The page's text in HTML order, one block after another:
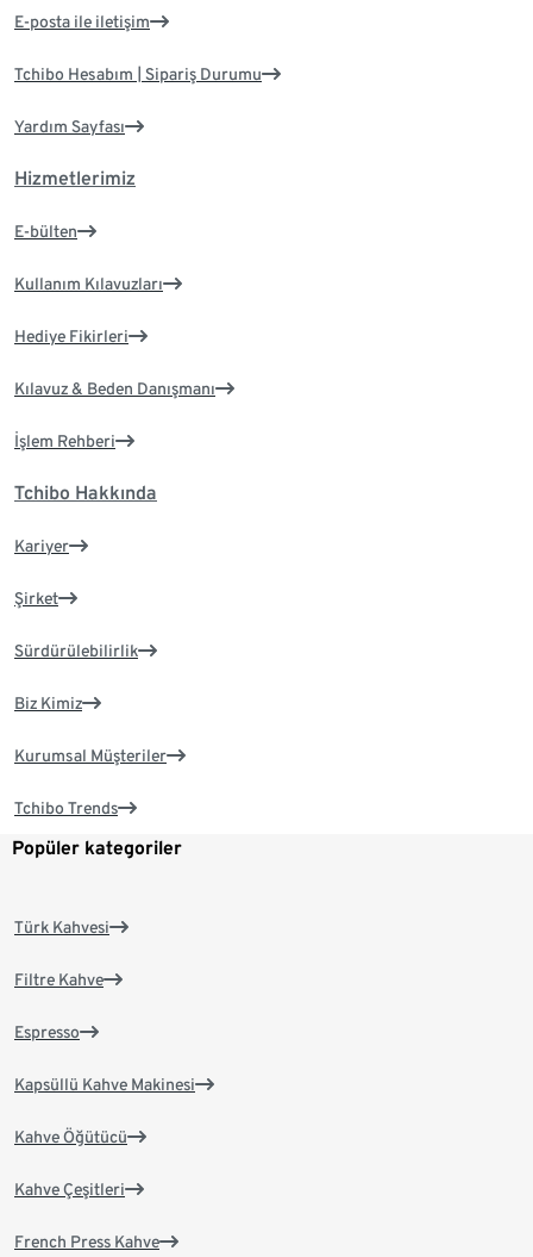
E-posta ile iletişim
Tchibo Hesabım | Sipariş Durumu
Yardım Sayfası
Hizmetlerimiz
E-bülten
Kullanım Kılavuzları
Hediye Fikirleri
Kılavuz & Beden Danışmanı
İşlem Rehberi
Tchibo Hakkında
Kariyer
Şirket
Sürdürülebilirlik
Biz Kimiz
Kurumsal Müşteriler
Tchibo Trends
Popüler kategoriler
Türk Kahvesi
Filtre Kahve
Espresso
Kapsüllü Kahve Makinesi
Kahve Öğütücü
Kahve Çeşitleri
French Press Kahve